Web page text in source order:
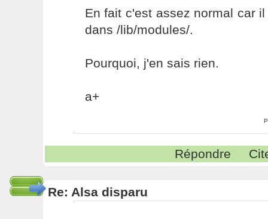
En fait c'est assez normal car
dans /lib/modules/.
Pourquoi, j'en sais rien.
a+
Répondre
Re: Alsa disparu